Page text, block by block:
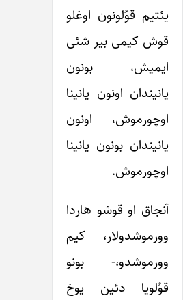
یئتیم قوُلونون اوغلو
قوش کیمی بیر شئی
ایمیش، بونون
یانیندان اونون یانینا
اوچورموش، اونون
یانیندان بونون یانینا
اوچورموش.
آنجاق او قوشو هاردا
وورموشدولار، کیم
وورموشدو،- بونو
قوُلویا دئین یوخ